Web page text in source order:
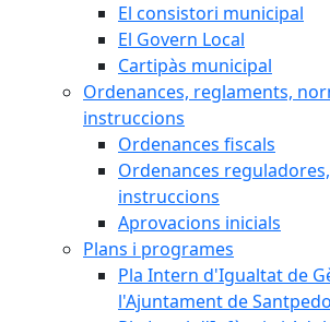
El consistori municipal
El Govern Local
Cartipàs municipal
Ordenances, reglaments,
instruccions
Ordenances fiscals
Ordenances
instruccions
Aprovacions inicials
Plans i programes
Pla Intern d'Igualtat de
l'Ajuntament de